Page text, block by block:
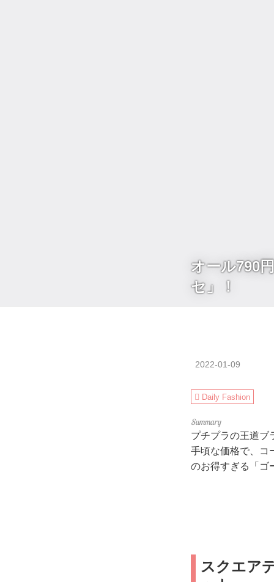
オール790
セ」！
2022-01-09
Daily Fashion
プチプラの王道ブ
手頃な価格で、コ
のお得すぎる「ゴ
スクエア